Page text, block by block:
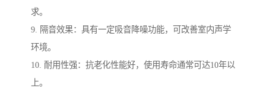
求。
9. 隔音效果：具有一定吸音降噪功能，可改善室内声学
环境。
10. 耐用性强：抗老化性能好，使用寿命通常可达10年以
上。